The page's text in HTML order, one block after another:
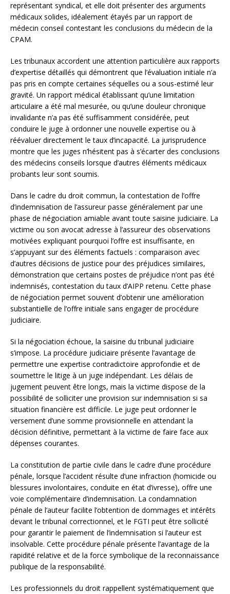
représentant syndical, et elle doit présenter des arguments
médicaux solides, idéalement étayés par un rapport de
médecin conseil contestant les conclusions du médecin de la
CPAM.
Les tribunaux accordent une attention particulière aux rapports
d’expertise détaillés qui démontrent que l’évaluation initiale n’a
pas pris en compte certaines séquelles ou a sous-estimé leur
gravité. Un rapport médical établissant qu’une limitation
articulaire a été mal mesurée, ou qu’une douleur chronique
invalidante n’a pas été suffisamment considérée, peut
conduire le juge à ordonner une nouvelle expertise ou à
réévaluer directement le taux d’incapacité. La jurisprudence
montre que les juges n’hésitent pas à s’écarter des conclusions
des médecins conseils lorsque d’autres éléments médicaux
probants leur sont soumis.
Dans le cadre du droit commun, la contestation de l’offre
d’indemnisation de l’assureur passe généralement par une
phase de négociation amiable avant toute saisine judiciaire. La
victime ou son avocat adresse à l’assureur des observations
motivées expliquant pourquoi l’offre est insuffisante, en
s’appuyant sur des éléments factuels : comparaison avec
d’autres décisions de justice pour des préjudices similaires,
démonstration que certains postes de préjudice n’ont pas été
indemnisés, contestation du taux d’AIPP retenu. Cette phase
de négociation permet souvent d’obtenir une amélioration
substantielle de l’offre initiale sans engager de procédure
judiciaire.
Si la négociation échoue, la saisine du tribunal judiciaire
s’impose. La procédure judiciaire présente l’avantage de
permettre une expertise contradictoire approfondie et de
soumettre le litige à un juge indépendant. Les délais de
jugement peuvent être longs, mais la victime dispose de la
possibilité de solliciter une provision sur indemnisation si sa
situation financière est difficile. Le juge peut ordonner le
versement d’une somme provisionnelle en attendant la
décision définitive, permettant à la victime de faire face aux
dépenses courantes.
La constitution de partie civile dans le cadre d’une procédure
pénale, lorsque l’accident résulte d’une infraction (homicide ou
blessures involontaires, conduite en état d’ivresse), offre une
voie complémentaire d’indemnisation. La condamnation
pénale de l’auteur facilite l’obtention de dommages et intérêts
devant le tribunal correctionnel, et le FGTI peut être sollicité
pour garantir le paiement de l’indemnisation si l’auteur est
insolvable. Cette procédure pénale présente l’avantage de la
rapidité relative et de la force symbolique de la reconnaissance
publique de la responsabilité.
Les professionnels du droit rappellent systématiquement que